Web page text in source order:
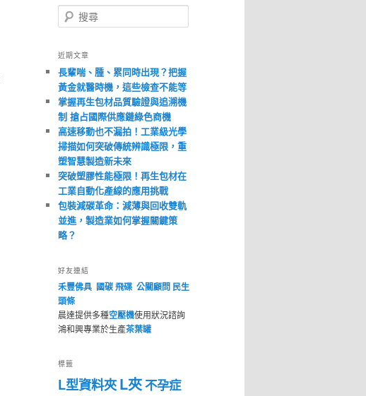
搜
尋
近期文章
長輩喘、腫、累同時出現？把握
黃金就醫時機，這些檢查不能等
掌握再生包材品質驗證與追溯機
制 搶占國際供應鏈綠色商機
高速移動也不漏拍！工業級光學
掃描如何突破傳統辨識極限，重
塑智慧製造新未來
突破塑膠性能極限！再生包材在
工業自動化產線的應用挑戰
包裝減碳革命：減薄與回收雙軌
並進，製造業如何掌握關鍵策
略？
好友連結
禾豐佛具 國碳飛碟 公關顧問 民生
頭條
晨達提供多種空壓機使用狀況諮詢
鴻和興專業於生產茶葉罐
標籤
L型資料夾L夾不孕症